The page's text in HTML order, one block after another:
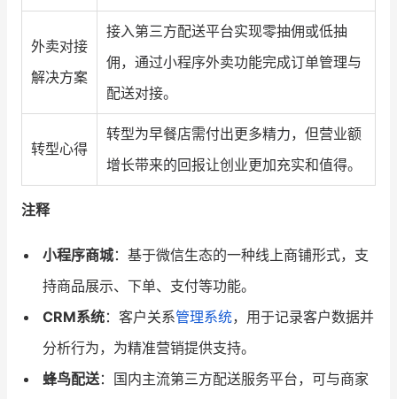
外卖对接
解决方案
接入第三方配送平台实现零抽佣或低抽
佣，通过小程序外卖功能完成订单管理与
配送对接。
转型心得
转型为早餐店需付出更多精力，但营业额
增长带来的回报让创业更加充实和值得。
注释
小程序商城：基于微信生态的一种线上商铺形式，支
持商品展示、下单、支付等功能。
CRM系统：客户关系管理系统，用于记录客户数据并
分析行为，为精准营销提供支持。
蜂鸟配送：国内主流第三方配送服务平台，可与商家